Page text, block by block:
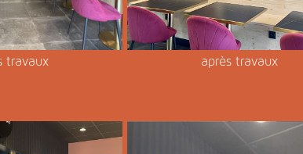
travaux après travaux